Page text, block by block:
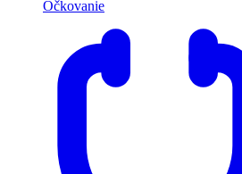
Očkovanie